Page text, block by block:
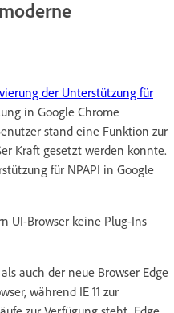
der Unterstützung für
in Google Chrome
stand eine Funktion zur
Kraft gesetzt werden konnte.
für NPAPI in Google
UI-Browser keine Plug-Ins
auch der neue Browser Edge
während IE 11 zur